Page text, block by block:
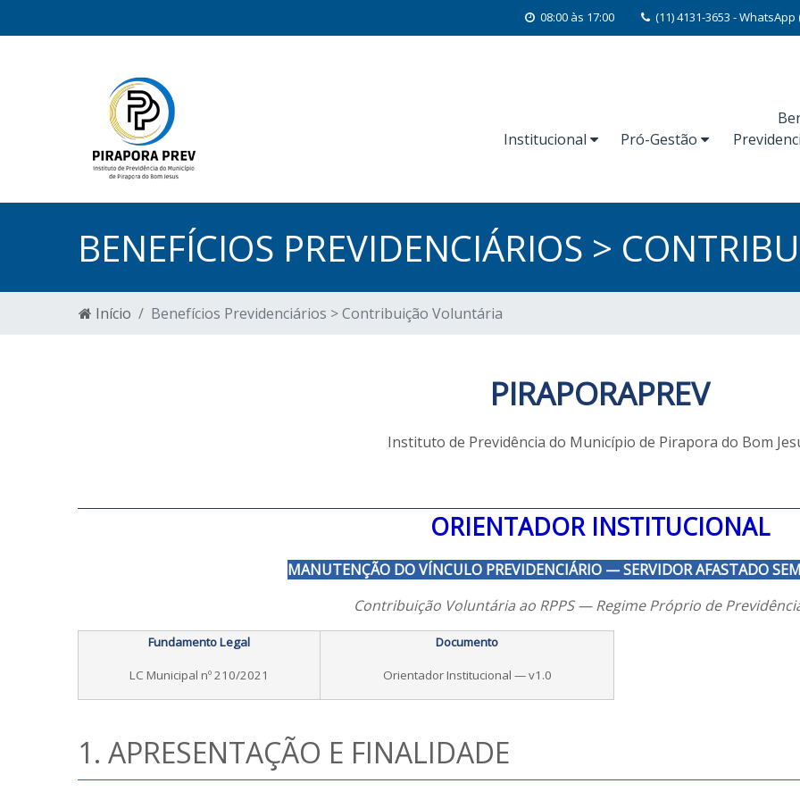
(11) 4131-3653 - WhatsApp
08:00 às 17:00
Institucional Pró-Gestão
BENEFÍCIOS PREVIDENCIÁRIOS >
Início Benefícios Previdenciários > Contribuição Voluntária
PIRAPORAPREV
Instituto de Previdência do Município de Pirapora do Bom
ORIENTADOR INSTITUCIONAL
MANUTENÇÃO DO VÍNCULO PREVIDENCIÁRIO — SERVIDOR AFASTADO
Contribuição Voluntária ao RPPS — Regime Próprio de
Fundamento Legal
LC Municipal nº 210/2021
Documento
Orientador Institucional — v1.0
1. APRESENTAÇÃO E FINALIDADE